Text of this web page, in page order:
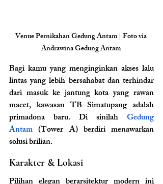
Venue Pernikahan Gedung Antam | Foto via
Andrawina Gedung Antam
Bagi kamu yang menginginkan akses lalu
lintas yang lebih bersahabat dan terhindar
dari masuk ke jantung kota yang rawan
macet, kawasan TB Simatupang adalah
primadona baru. Di sinilah Gedung
Antam (Tower A) berdiri menawarkan
solusi brilian.
Karakter & Lokasi